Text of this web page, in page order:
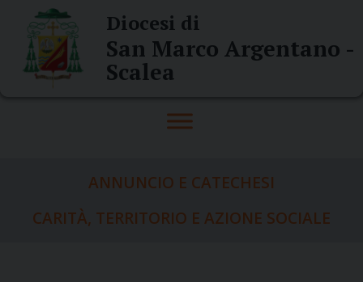
content
Diocesi di
San Marco Argentano -
Scalea
ANNUNCIO E CATECHESI
CARITÀ, TERRITORIO E AZIONE SOCIALE